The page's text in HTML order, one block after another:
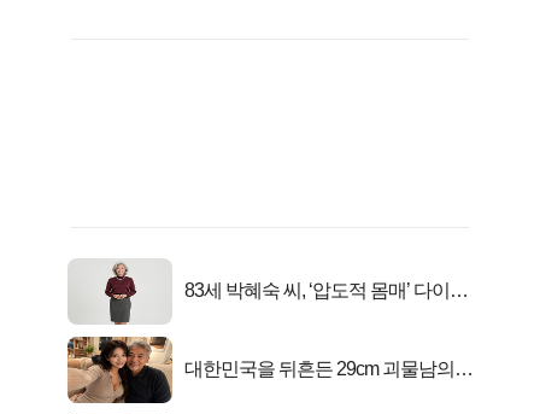
83세 박혜숙 씨, ‘압도적 몸매’ 다이어
대한민국을 뒤흔든 29cm 괴물남의